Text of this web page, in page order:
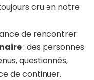
cru en notre
de rencontrer
: des personnes
questionnés,
de continuer.